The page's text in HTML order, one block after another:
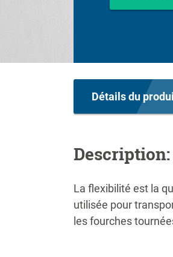
Détails du
Description:
La flexibilité est la
utilisée pour
les fourches